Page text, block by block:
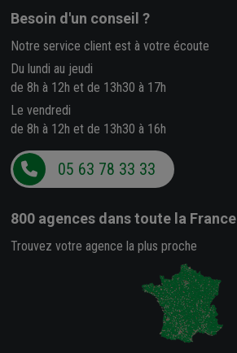
Besoin d'un conseil ?
Notre service client est à votre écoute
Du lundi au jeudi
de 8h à 12h et de 13h30 à 17h
Le vendredi
de 8h à 12h et de 13h30 à 16h
05 63 78 33 33
800 agences dans toute la France
Trouvez votre agence la plus proche